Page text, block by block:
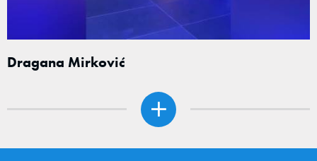
Dragana Mirković